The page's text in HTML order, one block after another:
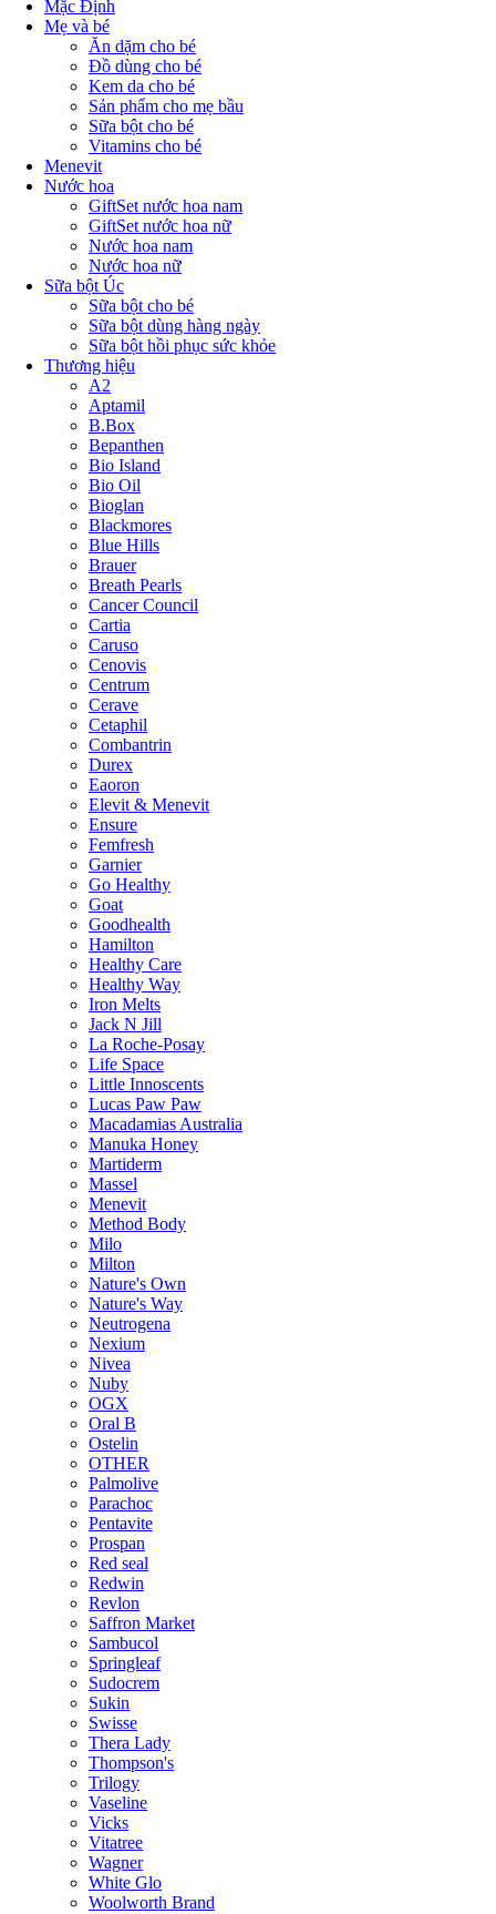
Mặc Định
Mẹ và bé
Ăn dặm cho bé
Đồ dùng cho bé
Kem da cho bé
Sản phẩm cho mẹ bầu
Sữa bột cho bé
Vitamins cho bé
Menevit
Nước hoa
GiftSet nước hoa nam
GiftSet nước hoa nữ
Nước hoa nam
Nước hoa nữ
Sữa bột Úc
Sữa bột cho bé
Sữa bột dùng hàng ngày
Sữa bột hồi phục sức khỏe
Thương hiệu
A2
Aptamil
B.Box
Bepanthen
Bio Island
Bio Oil
Bioglan
Blackmores
Blue Hills
Brauer
Breath Pearls
Cancer Council
Cartia
Caruso
Cenovis
Centrum
Cerave
Cetaphil
Combantrin
Durex
Eaoron
Elevit & Menevit
Ensure
Femfresh
Garnier
Go Healthy
Goat
Goodhealth
Hamilton
Healthy Care
Healthy Way
Iron Melts
Jack N Jill
La Roche-Posay
Life Space
Little Innoscents
Lucas Paw Paw
Macadamias Australia
Manuka Honey
Martiderm
Massel
Menevit
Method Body
Milo
Milton
Nature's Own
Nature's Way
Neutrogena
Nexium
Nivea
Nuby
OGX
Oral B
Ostelin
OTHER
Palmolive
Parachoc
Pentavite
Prospan
Red seal
Redwin
Revlon
Saffron Market
Sambucol
Springleaf
Sudocrem
Sukin
Swisse
Thera Lady
Thompson's
Trilogy
Vaseline
Vicks
Vitatree
Wagner
White Glo
Woolworth Brand